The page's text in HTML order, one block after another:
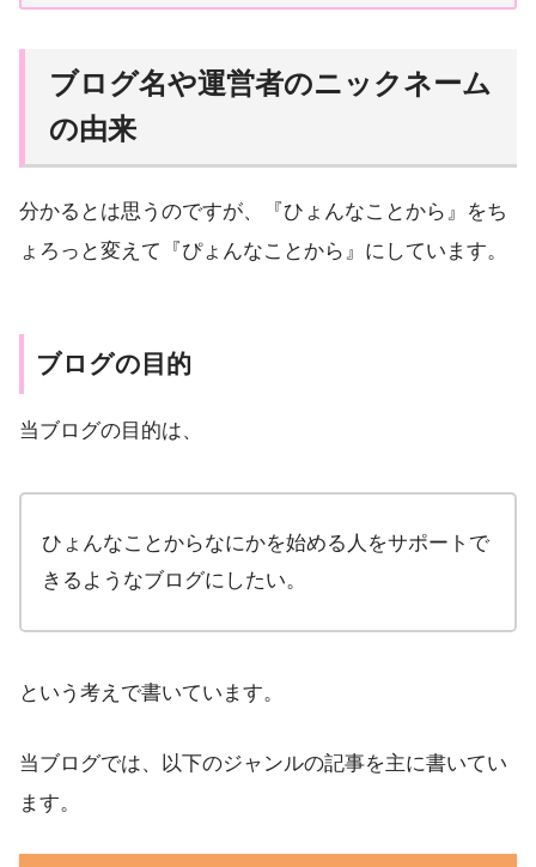
ブログ名や運営者のニックネーム
の由来
分かるとは思うのですが、『ひょんなことから』をち
ょろっと変えて『ぴょんなことから』にしています。
ブログの目的
当ブログの目的は、
ひょんなことからなにかを始める人をサポートで
きるようなブログにしたい。
という考えで書いています。
当ブログでは、以下のジャンルの記事を主に書いてい
ます。